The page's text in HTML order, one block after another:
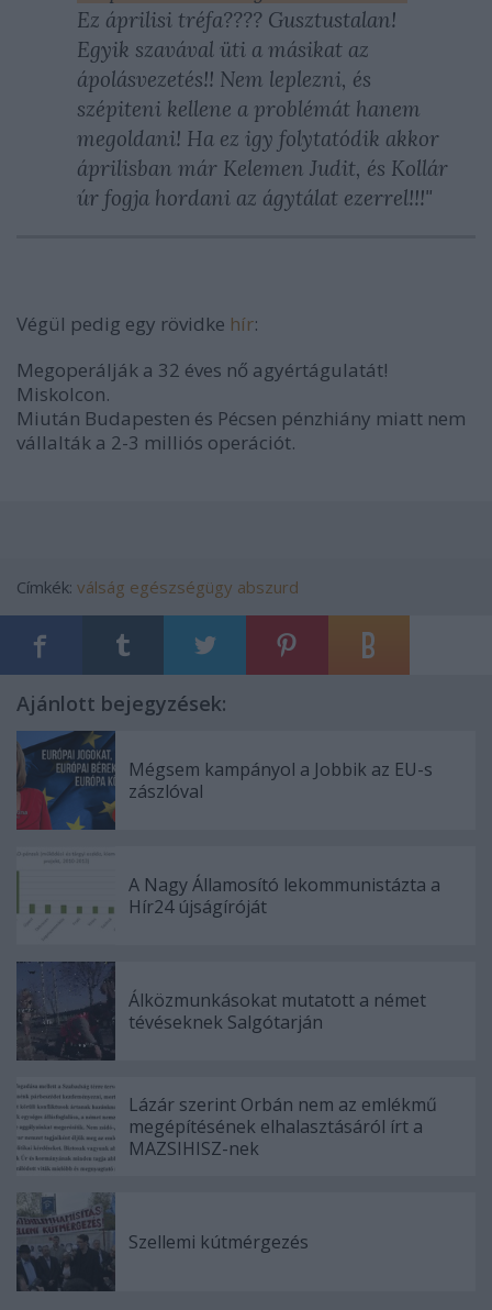
Ez áprilisi tréfa???? Gusztustalan!
Egyik szavával üti a másikat az
ápolásvezetés!! Nem leplezni, és
szépiteni kellene a problémát hanem
megoldani! Ha ez igy folytatódik akkor
áprilisban már Kelemen Judit, és Kollár
úr fogja hordani az ágytálat ezerrel!!!"
Végül pedig egy rövidke hír:
Megoperálják a 32 éves nő agyértágulatát!
Miskolcon.
Miután Budapesten és Pécsen pénzhiány miatt nem
vállalták a 2-3 milliós operációt.
Címkék: válság egészségügy abszurd
Ajánlott bejegyzések:
Mégsem kampányol a Jobbik az EU-s
zászlóval
A Nagy Államosító lekommunistázta a
Hír24 újságíróját
Álközmunkásokat mutatott a német
tévéseknek Salgótarján
Lázár szerint Orbán nem az emlékmű
megépítésének elhalasztásáról írt a
MAZSIHISZ-nek
Szellemi kútmérgezés